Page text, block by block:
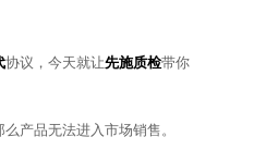
协议，今天就让先施质检带你
产品无法进入市场销售。